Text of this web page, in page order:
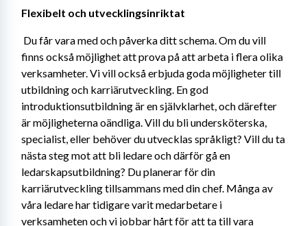
Flexibelt och utvecklingsinriktat
Du får vara med och påverka ditt schema. Om du vill
finns också möjlighet att prova på att arbeta i flera olika
verksamheter. Vi vill också erbjuda goda möjligheter till
utbildning och karriärutveckling. En god
introduktionsutbildning är en självklarhet, och därefter
är möjligheterna oändliga. Vill du bli undersköterska,
specialist, eller behöver du utvecklas språkligt? Vill du ta
nästa steg mot att bli ledare och därför gå en
ledarskapsutbildning? Du planerar för din
karriärutveckling tillsammans med din chef. Många av
våra ledare har tidigare varit medarbetare i
verksamheten och vi jobbar hårt för att ta till vara